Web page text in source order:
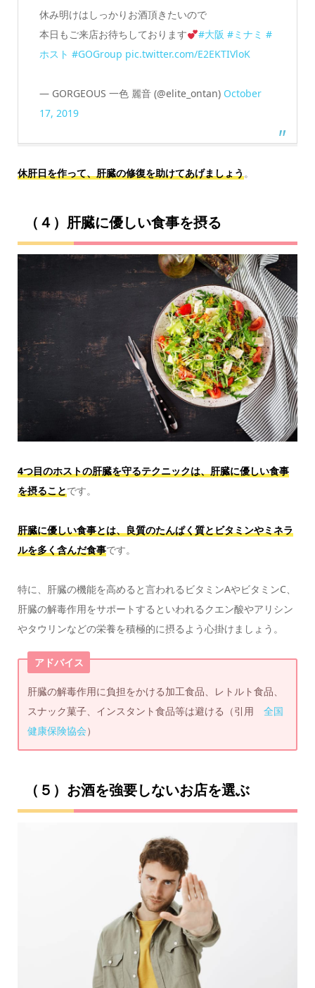
休み明けはしっかりお酒頂きたいので
本日もご来店お待ちしております
#大阪 #ミナミ #
ホスト #GOGroup pic.twitter.com/E2EKTIVloK
— GORGEOUS 一色 麗音 (@elite_ontan) October
17, 2019
休肝日を作って、肝臓の修復を助けてあげましょう。
（４）肝臓に優しい食事を摂る
4つ目のホストの肝臓を守るテクニックは、肝臓に優しい食事
を摂ることです。
肝臓に優しい食事とは、良質のたんぱく質とビタミンやミネラ
ルを多く含んだ食事です。
特に、肝臓の機能を高めると言われるビタミンAやビタミンC、
肝臓の解毒作用をサポートするといわれるクエン酸やアリシン
やタウリンなどの栄養を積極的に摂るよう心掛けましょう。
アドバイス
肝臓の解毒作用に負担をかける加工食品、レトルト食品、
スナック菓子、インスタント食品等は避ける（引用 全国
健康保険協会）
（５）お酒を強要しないお店を選ぶ